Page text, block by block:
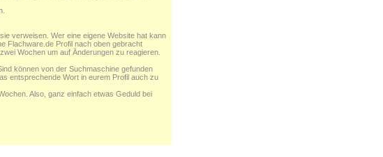
verweisen. Wer eine eigene Website hat kann
Flachware.de Profil nach oben gebracht
Wochen um auf Änderungen zu reagieren.
können von der Suchmaschine gefunden
entsprechende Wort in eurem Profil auch zu
Also, ganz einfach etwas Geduld bei